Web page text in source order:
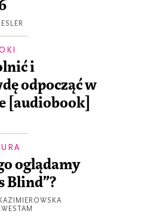
i
odpocząć w
[audiobook]
oglądamy
Blind”?